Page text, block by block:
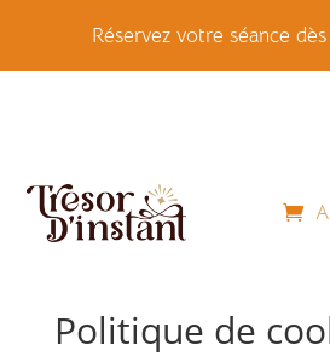
Réservez votre séance
Politique de